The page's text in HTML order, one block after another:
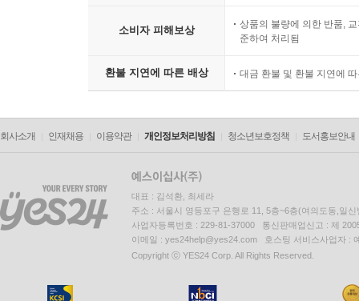
소비자 피해보상
상품의 불량에 의한 반품,
준하여 처리됨
환불 지연에 따른 배상 대금 환불 및 환불 지연에
회사소개 인재채용 이용약관 개인정보처리방침 청소년보호정책 도서홍보안내
대표 : 김석환, 최세라
주소 : 서울시 영등포구 은행로 11, 5층~6층(여의도동,일신
사업자등록번호 : 229-81-37000 통신판매업신고 : 제
이메일 : yes24help@yes24.com 호스팅 서비스사업자 :
Copyright ⓒ YES24 Corp. All Rights Reserved.